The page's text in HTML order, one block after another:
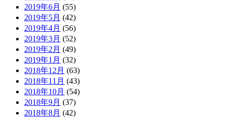
2019年6月 (55)
2019年5月 (42)
2019年4月 (56)
2019年3月 (52)
2019年2月 (49)
2019年1月 (32)
2018年12月 (63)
2018年11月 (43)
2018年10月 (54)
2018年9月 (37)
2018年8月 (42)